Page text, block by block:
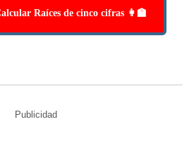
Raíces de cinco cifras 👩‍🏫
Publicidad